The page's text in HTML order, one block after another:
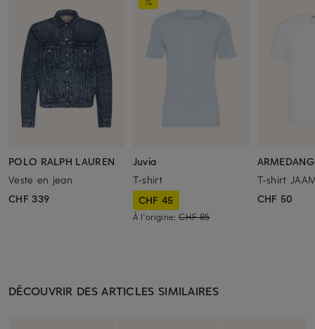
POLO RALPH LAUREN
Veste en jean
CHF 339
Juvia
T-shirt
CHF 45
À l'origine:CHF 85
T-shirt
CHF 50
DÉCOUVRIR DES ARTICLES SIMILAIRES